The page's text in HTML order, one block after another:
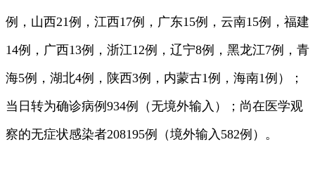
例，山西21例，江西17例，广东15例，云南15例，福建
14例，广西13例，浙江12例，辽宁8例，黑龙江7例，青
海5例，湖北4例，陕西3例，内蒙古1例，海南1例）；
当日转为确诊病例934例（无境外输入）；尚在医学观
察的无症状感染者208195例（境外输入582例）。